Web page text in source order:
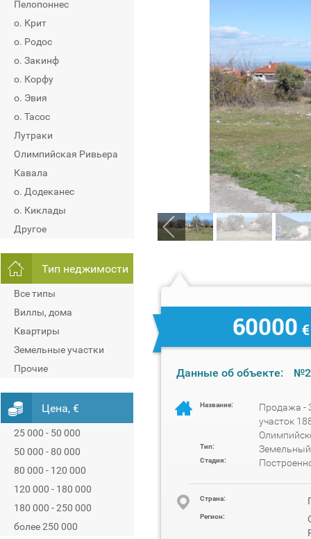
Пелопоннес
о. Крит
о. Родос
о. Закинф
о. Корфу
о. Эвия
о. Тасос
Лутраки
Олимпийская Ривьера
Кавала
о. Додеканес
о. Киклады
Другое
Тип неджимости
Все типы
Виллы, дома
Квартиры
Земельные участки
Прочие
Цена, €
25 000 - 50 000
50 000 - 80 000
80 000 - 120 000
120 000 - 180 000
180 000 - 250 000
более 250 000
60000 €
Данные об объекте:
Название:
Продажа -
участок
Тип: Земельный
Стадия:
Cтрана:
Регион: